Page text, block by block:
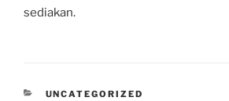
sediakan.
UNCATEGORIZED